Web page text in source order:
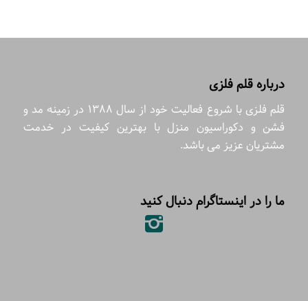
درباره قلم فلزی
قلم فلزی با شروع فعالیت خود از سال 1388 در زمینه مد و
فشن و دکوراسیون منزل با بهترین کیفیت در خدمت
مشتریان عزیز می باشد.
ما را در اینستاگرام دنبال کنید